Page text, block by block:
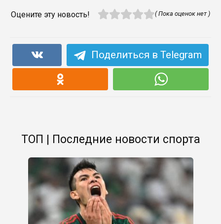
Оцените эту новость! ( Пока оценок нет )
Поделиться в Telegram
ТОП | Последние новости спорта